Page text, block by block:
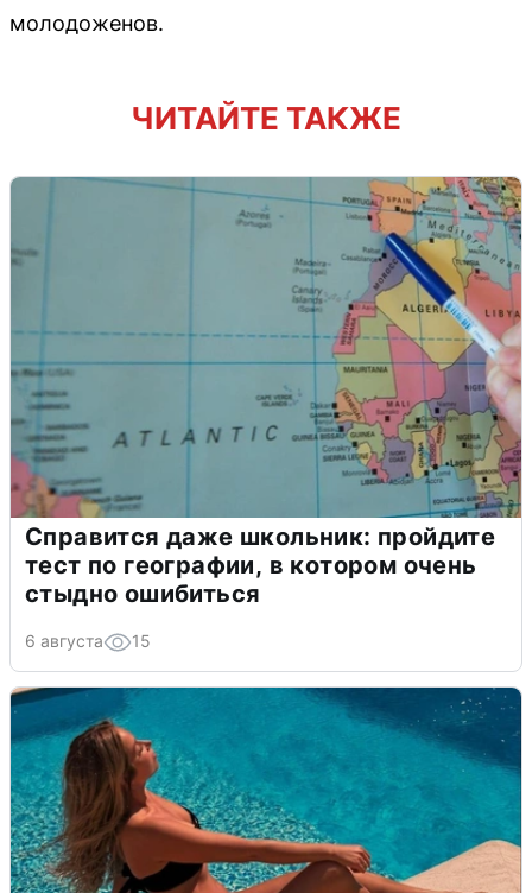
молодоженов.
ЧИТАЙТЕ ТАКЖЕ
Справится даже школьник: пройдите
тест по географии, в котором очень
стыдно ошибиться
6 августа 15